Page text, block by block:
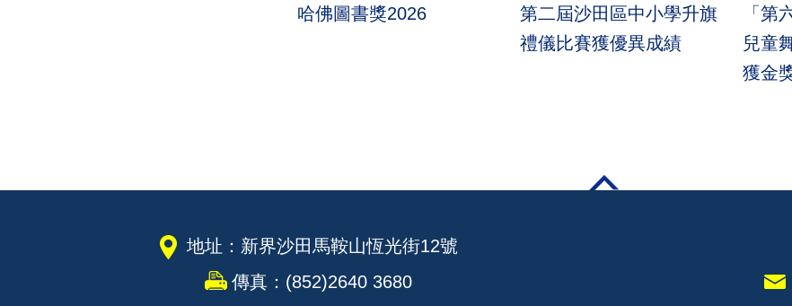
哈佛圖書獎2026
第二屆沙田區中小學升旗
禮儀比賽獲優異成績
「第
兒童
獲金
地址：新界沙田馬鞍山恆光街12號
傳真：(852)2640 3680